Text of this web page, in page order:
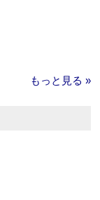
もっと見る »